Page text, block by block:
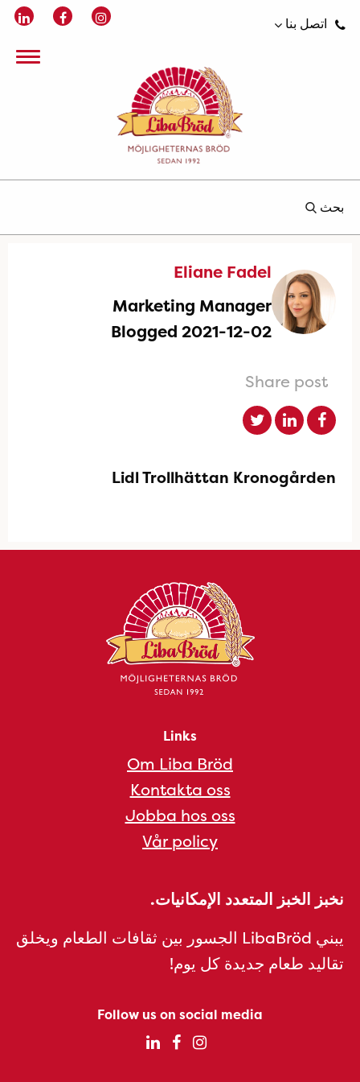
اتصل بنا
بحث
Eliane Fadel
Marketing Manager
Blogged 2021-12-02
Share post
Lidl Trollhättan Kronogården
Links
Om Liba Bröd
Kontakta oss
Jobba hos oss
Vår policy
نخبز الخبز المتعدد الإمكانيات.
يبني LibaBröd الجسور بين ثقافات الطعام ويخلق
تقاليد طعام جديدة كل يوم!
Follow us on social media